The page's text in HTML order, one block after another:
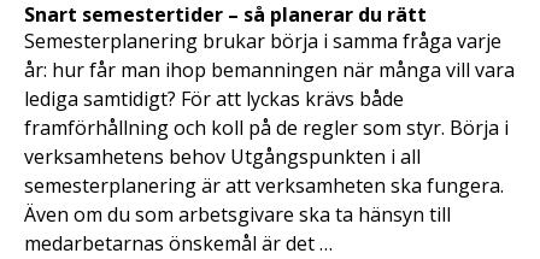
Snart semestertider – så planerar du rätt
Semesterplanering brukar börja i samma fråga varje
år: hur får man ihop bemanningen när många vill vara
lediga samtidigt? För att lyckas krävs både
framförhållning och koll på de regler som styr. Börja i
verksamhetens behov Utgångspunkten i all
semesterplanering är att verksamheten ska fungera.
Även om du som arbetsgivare ska ta hänsyn till
medarbetarnas önskemål är det …